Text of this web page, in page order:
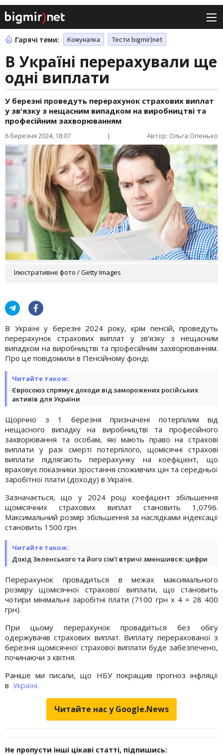
Гарячі теми: Комуналка Тести bigmir)net
В Україні перерахували ще
одні виплати
У березні проведуть перерахунок страхових виплат
у зв'язку з нещасним випадком на виробництві та
професійним захворюванням
6 березня 2024, 18:07 | Автор: Ольга Опенько
Ілюстративне фото / Getty Images
В Україні у березні 2024 року, крім пенсій, проведуть
перерахунок страхових виплат у зв'язку з нещасним
випадком на виробництві та професійним захворюванням.
Про це повідомили в Пенсійному фонді.
Читайте також:
Євросоюз спрямує доходи від заморожених російських
активів для України
Щорічно з 1 березня призначені потерпілим від
нещасного випадку на виробництві та професійного
захворювання та особам, які мають право на страхові
виплати у разі смерті потерпілого, щомісячні страхові
виплати підлягають перерахунку на коефіцієнт, що
враховує показники зростання споживчих цін та середньої
заробітної плати (доходу) в Україні.
Зазначається, що у 2024 році коефіцієнт збільшення
щомісячних страхових виплат становить 1,0796.
Максимальний розмір збільшення за наслідками індексації
становить 1500 грн.
Читайте також:
Дохід Зеленського та його сім'ї втричі зменшився: цифри
Перерахунок провадиться в межах максимального
розміру щомісячної страхової виплати, що становить
чотири мінімальні заробітні плати (7100 грн х 4 = 28 400
грн).
При цьому перерахунок провадиться без обігу
одержувачів страхових виплат. Виплату перерахованої з
березня щомісячної страхової виплати буде забезпечено,
починаючи з квітня.
Раніше ми писали, що НБУ покращив прогноз інфляції
в Україні.
Читайте нас у Google.News
Не пропусти інші цікаві статті, підпишись: